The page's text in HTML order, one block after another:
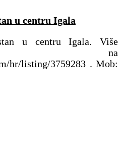
u centru Igala
u centru Igala. Više
na
hr/listing/3759283 . Mob: